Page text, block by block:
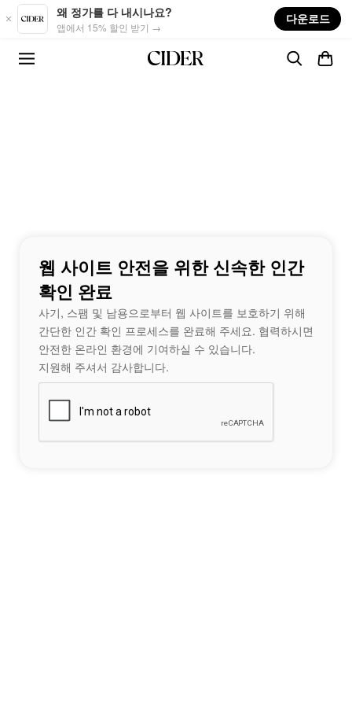
Skip to main content
왜 정가를 다 내시나요?
앱에서 15% 할인 받기 →
다운로드
웹 사이트 안전을 위한 신속한 인간
확인 완료
사기, 스팸 및 남용으로부터 웹 사이트를 보호하기 위해
간단한 인간 확인 프로세스를 완료해 주세요. 협력하시면
안전한 온라인 환경에 기여하실 수 있습니다.
지원해 주셔서 감사합니다.